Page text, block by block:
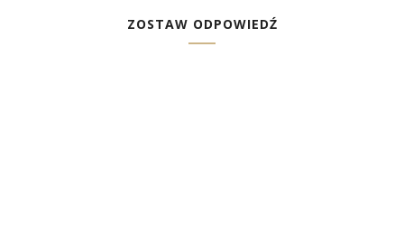
ZOSTAW ODPOWIEDŹ